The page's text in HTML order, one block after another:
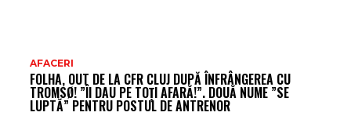
AFACERI
FOLHA, OUT DE LA CFR CLUJ DUPĂ ÎNFRÂNGEREA CU
TROMSØ! ”ÎI DAU PE TOȚI AFARĂ!”. DOUĂ NUME ”SE
LUPTĂ” PENTRU POSTUL DE ANTRENOR